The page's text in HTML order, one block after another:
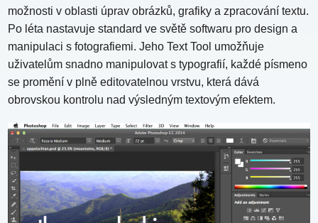
možnosti v oblasti úprav obrázků, grafiky a zpracování textu.
Po léta nastavuje standard ve světě softwaru pro design a
manipulaci s fotografiemi. Jeho Text Tool umožňuje
uživatelům snadno manipulovat s typografií, každé písmeno
se promění v plně editovatelnou vrstvu, která dává
obrovskou kontrolu nad výsledným textovým efektem.